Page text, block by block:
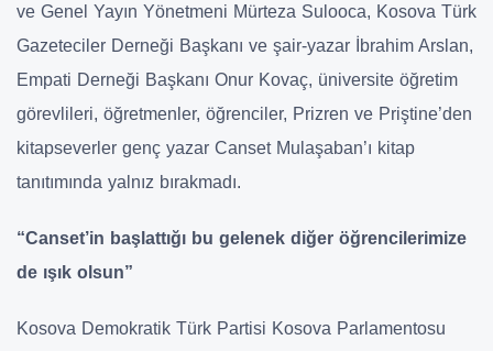
ve Genel Yayın Yönetmeni Mürteza Sulooca, Kosova Türk
Gazeteciler Derneği Başkanı ve şair-yazar İbrahim Arslan,
Empati Derneği Başkanı Onur Kovaç, üniversite öğretim
görevlileri, öğretmenler, öğrenciler, Prizren ve Priştine’den
kitapseverler genç yazar Canset Mulaşaban’ı kitap
tanıtımında yalnız bırakmadı.
“Canset’in başlattığı bu gelenek diğer öğrencilerimize
de ışık olsun”
Kosova Demokratik Türk Partisi Kosova Parlamentosu